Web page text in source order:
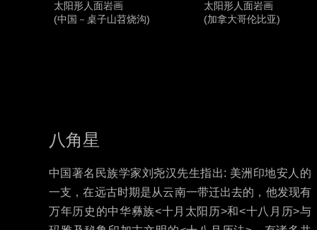
太阳形人面岩画
(中国－桌子山苕烧沟)
太阳形人面岩画
(加拿大哥伦比亚)
八角星
中国著名民族学家刘尧汉先生指出: 美洲印地安人的
一支，在远古时期是从云南一带迁出去的，他发现有
万年历史的中华彝族<十月太阳历>和<十八月历>与